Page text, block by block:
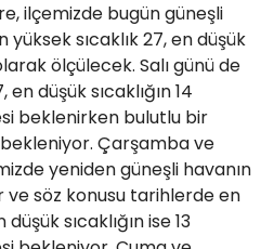
ilçemizde bugün güneşli
sıcaklık 27, en düşük
ölçülecek. Salı günü de
en düşük sıcaklığın 14
beklenirken bulutlu bir
Çarşamba ve
yeniden güneşli havanın
ve söz konusu tarihlerde en
sıcaklığın ise 13